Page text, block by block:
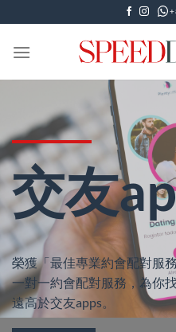
to
content
交友
榮獲「最佳專業約會配對服
一對一約會配對服務，為你
遠高於交友apps。